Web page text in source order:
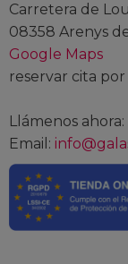
Carretera de
08358 Arenys
Google Maps
reservar cita
Llámenos
Email: